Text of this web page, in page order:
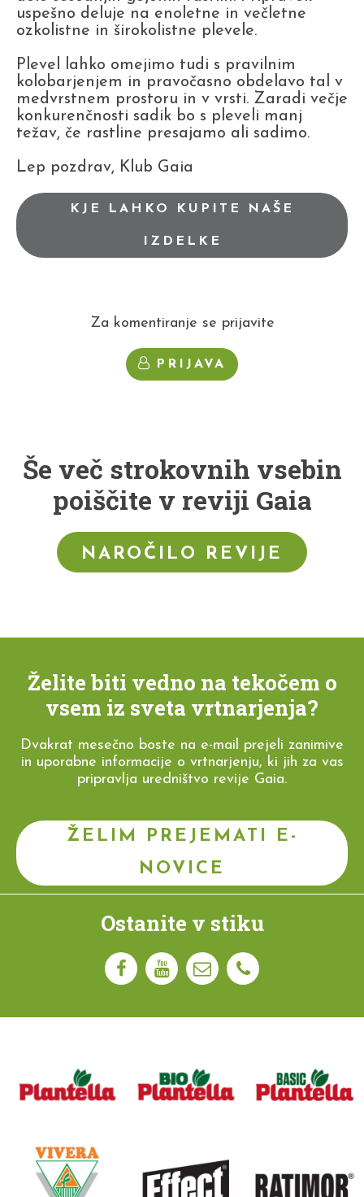
uspešno deluje na enoletne in večletne
ozkolistne in širokolistne plevele.
Plevel lahko omejimo tudi s pravilnim
kolobarjenjem in pravočasno obdelavo tal v
medvrstnem prostoru in v vrsti. Zaradi večje
konkurenčnosti sadik bo s pleveli manj
težav, če rastline presajamo ali sadimo.
Lep pozdrav, Klub Gaia
KJE LAHKO KUPITE NAŠE
IZDELKE
Za komentiranje se prijavite
PRIJAVA
Še več strokovnih vsebin
poiščite v reviji Gaia
NAROČILO REVIJE
Želite biti vedno na tekočem o
vsem iz sveta vrtnarjenja?
Dvakrat mesečno boste na e-mail prejeli zanimive
in uporabne informacije o vrtnarjenju, ki jih za vas
pripravlja uredništvo revije Gaia.
ŽELIM PREJEMATI E-
NOVICE
Ostanite v stiku